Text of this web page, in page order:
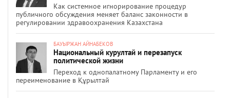
Как системное игнорирование процедур
публичного обсуждения меняет баланс законности в
регулировании здравоохранения Казахстана
БАУЫРЖАН АЙНАБЕКОВ
Национальный курултай и перезапуск
политической жизни
Переход к однопалатному Парламенту и его
переименование в Құрылтай